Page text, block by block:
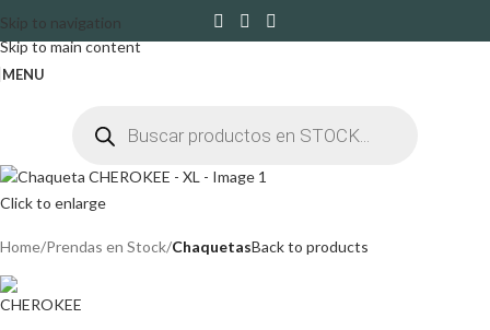
Skip to navigation
Skip to main content
MENU
Click to enlarge
Home Prendas en Stock ChaquetasBack to products